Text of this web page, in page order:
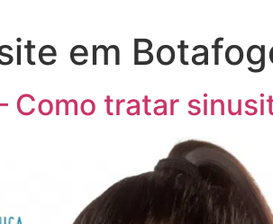
em
Como tratar